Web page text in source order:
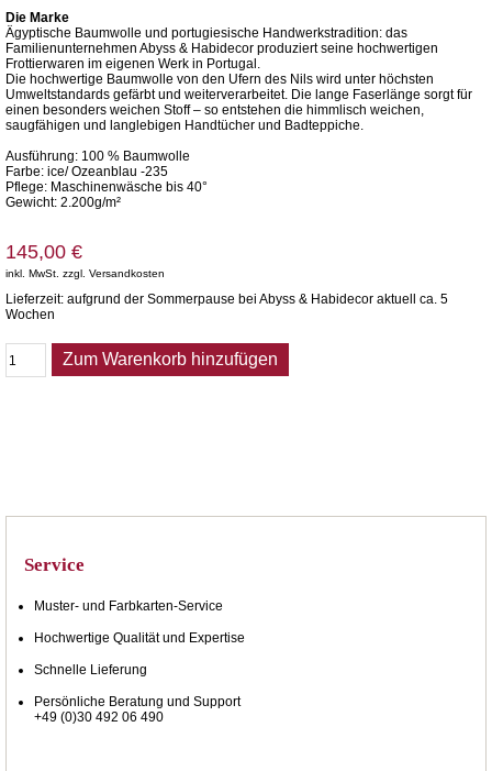
Die Marke
Ägyptische Baumwolle und portugiesische Handwerkstradition: das
Familienunternehmen Abyss & Habidecor produziert seine hochwertigen
Frottierwaren im eigenen Werk in Portugal.
Die hochwertige Baumwolle von den Ufern des Nils wird unter höchsten
Umweltstandards gefärbt und weiterverarbeitet. Die lange Faserlänge sorgt für
einen besonders weichen Stoff – so entstehen die himmlisch weichen,
saugfähigen und langlebigen Handtücher und Badteppiche.
Ausführung: 100 % Baumwolle
Farbe: ice/ Ozeanblau -235
Pflege: Maschinenwäsche bis 40°
Gewicht: 2.200g/m²
145,00 €
inkl. MwSt. zzgl. Versandkosten
Lieferzeit: aufgrund der Sommerpause bei Abyss & Habidecor aktuell ca. 5
Wochen
Zum Warenkorb hinzufügen
Service
Muster- und Farbkarten-Service
Hochwertige Qualität und Expertise
Schnelle Lieferung
Persönliche Beratung und Support
+49 (0)30 492 06 490